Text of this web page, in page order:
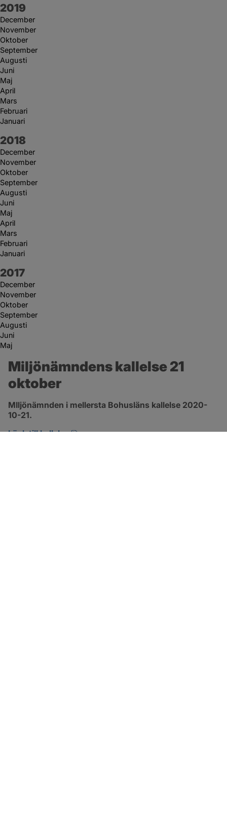
År:
2019
December
November
Oktober
September
Augusti
Juni
Maj
April
Mars
Februari
Januari
År:
2018
December
November
Oktober
September
Augusti
Juni
Maj
April
Mars
Februari
Januari
År:
2017
December
November
Oktober
September
Augusti
Juni
Maj
Miljönämndens kallelse 21
oktober
MIljönämnden i mellersta Bohusläns kallelse 2020-
10-21.
Länk till kallelse
pdf, öppnas i nytt fönster.